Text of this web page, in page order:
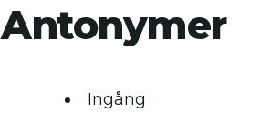
Antonymer
Ingång